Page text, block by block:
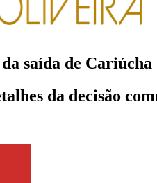
saída de Cariúcha
da decisão